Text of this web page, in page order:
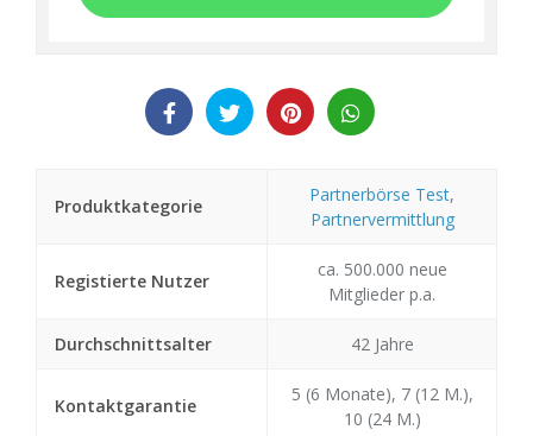
Produktkategorie
Partnerbörse Test,
Partnervermittlung
Registierte Nutzer
ca. 500.000 neue
Mitglieder p.a.
Durchschnittsalter 42 Jahre
Kontaktgarantie
5 (6 Monate), 7 (12 M.),
10 (24 M.)